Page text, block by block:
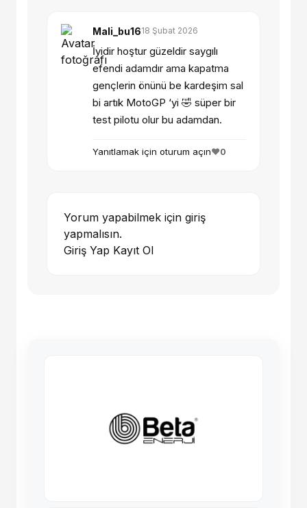
Mali_bu1618 Şubat 2026
İyidir hoştur güzeldir saygılı
efendi adamdır ama kapatma
gençlerin önünü be kardeşim sal
bi artık MotoGP ‘yi 🤣 süper bir
test pilotu olur bu adamdan.
Yanıtlamak için oturum açın❤️0
Yorum yapabilmek için giriş
yapmalısın.
Giriş Yap Kayıt Ol